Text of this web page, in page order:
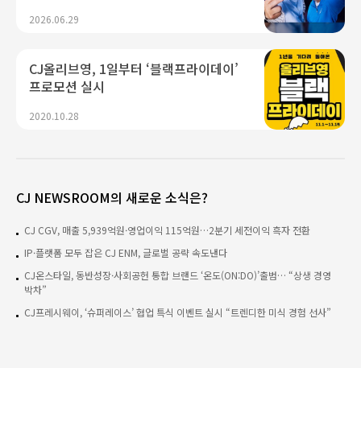
2026.06.29
CJ올리브영, 1일부터 ‘블랙프라이데이’
프로모션 실시
2020.10.28
CJ NEWSROOM의 새로운 소식은?
CJ CGV, 매출 5,939억원·영업이익 115억원…2분기 세전이익 흑자 전환
IP·플랫폼 모두 잡은 CJ ENM, 글로벌 공략 속도낸다
CJ온스타일, 동반성장·사회공헌 통합 브랜드 ‘온도(ON:DO)’출범… “상생 경영
박차”
CJ프레시웨이, ‘슈퍼레이스’ 협업 특식 이벤트 실시 “트렌디한 미식 경험 선사”